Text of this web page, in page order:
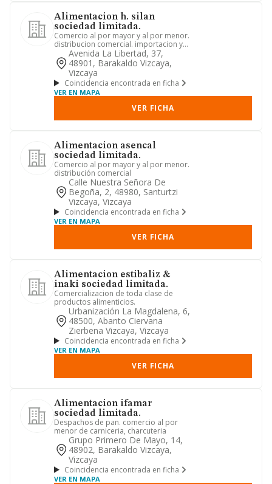
Alimentacion h. silan
sociedad limitada.
Comercio al por mayor y al por menor.
distribucion comercial. importacion y
exportacion
Avenida La Libertad, 37,
48901, Barakaldo Vizcaya,
Vizcaya
Coincidencia encontrada en ficha
VER EN MAPA
VER FICHA
Alimentacion asencal
sociedad limitada.
Comercio al por mayor y al por menor.
distribución comercial
Calle Nuestra Señora De
Begoña, 2, 48980, Santurtzi
Vizcaya, Vizcaya
Coincidencia encontrada en ficha
VER EN MAPA
VER FICHA
Alimentacion estibaliz &
inaki sociedad limitada.
Comercializacion de toda clase de
productos alimenticios.
Urbanización La Magdalena, 6,
48500, Abanto Ciervana
Zierbena Vizcaya, Vizcaya
Coincidencia encontrada en ficha
VER EN MAPA
VER FICHA
Alimentacion ifamar
sociedad limitada.
Despachos de pan. comercio al por
menor de carniceria, charcuteria
Grupo Primero De Mayo, 14,
48902, Barakaldo Vizcaya,
Vizcaya
Coincidencia encontrada en ficha
VER EN MAPA